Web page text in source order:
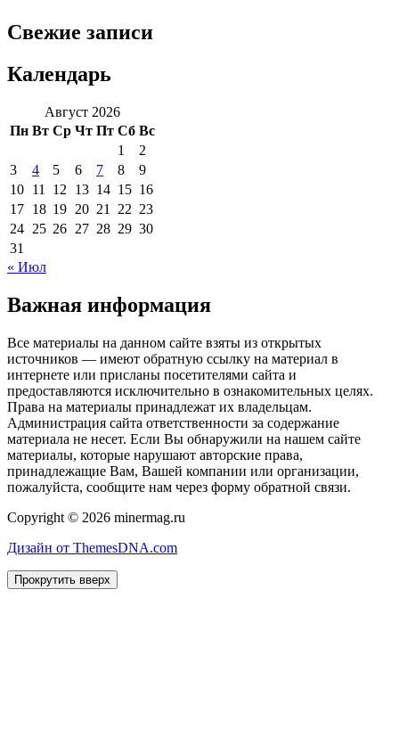
Свежие записи
Календарь
Август 2026
Пн Вт Ср Чт Пт Сб Вс
1
2
3
4 5 6 7 8
9
10 11 12 13 14 15 16
17 18 19 20 21 22 23
24 25 26 27 28 29 30
31
« Июл
Важная информация
Все материалы на данном сайте взяты из открытых
источников — имеют обратную ссылку на материал в
интернете или присланы посетителями сайта и
предоставляются исключительно в ознакомительных целях.
Права на материалы принадлежат их владельцам.
Администрация сайта ответственности за содержание
материала не несет. Если Вы обнаружили на нашем сайте
материалы, которые нарушают авторские права,
принадлежащие Вам, Вашей компании или организации,
пожалуйста, сообщите нам через форму обратной связи.
Copyright © 2026 minermag.ru
Дизайн от ThemesDNA.com
Прокрутить вверх